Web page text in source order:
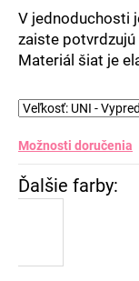
hviezdičiek.
V jednoduchosti
zaiste
Materiál šiat je
Možnosti doručenia